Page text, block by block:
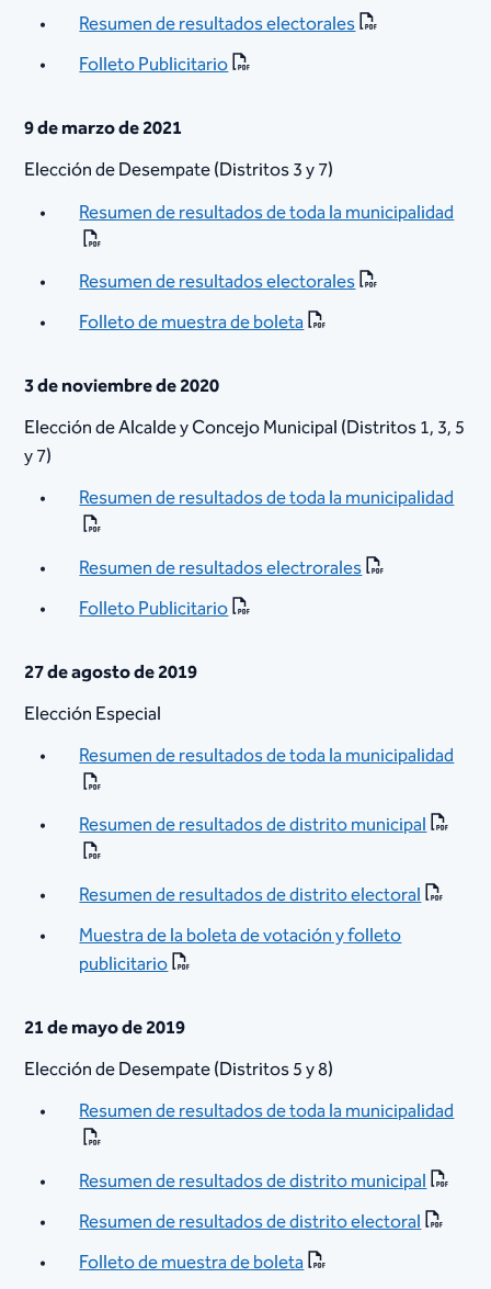
Resumen de resultados ​electorales
Folleto Publicitario
9 de marzo de 2021
Elección de Desempate (Distritos 3 y 7)
Resumen de resultados de toda la municipalidad
Resumen de resultados ​electorales
Folleto de muestra d​e boleta
3 de noviembre de 2020
​Elección de Alcalde y Concejo Municipal (Distritos 1, 3, 5
y 7)
Resumen de resultados de toda la municipalidad
Resumen de resultados electrorales​
Folleto Publicitario​
27 de agosto de 2019
Elección Especial
Resumen de resultados de toda la municipalidad
Resumen de resultados de distrito municipal​
Resumen de resultados de distrito electoral​​
Muestra de la boleta de votación y folleto
publicitario​
21 de mayo de 2019
Elección de Desempate (Distritos 5 y 8)
Resumen de resultados de toda la municipalidad
Resumen de resultados de distrito municipal
Resumen de resultados de distrito electoral​
Folleto de muestra de boleta​